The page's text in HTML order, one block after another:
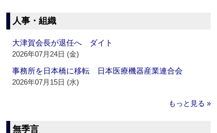
人事・組織
大津賀会長が退任へ ダイト
2026年07月24日 (金)
事務所を日本橋に移転 日本医療機器産業連合会
2026年07月15日 (水)
もっと見る »
無季言